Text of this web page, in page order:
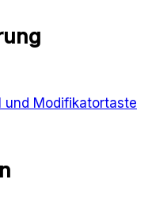
und Modifikatortaste